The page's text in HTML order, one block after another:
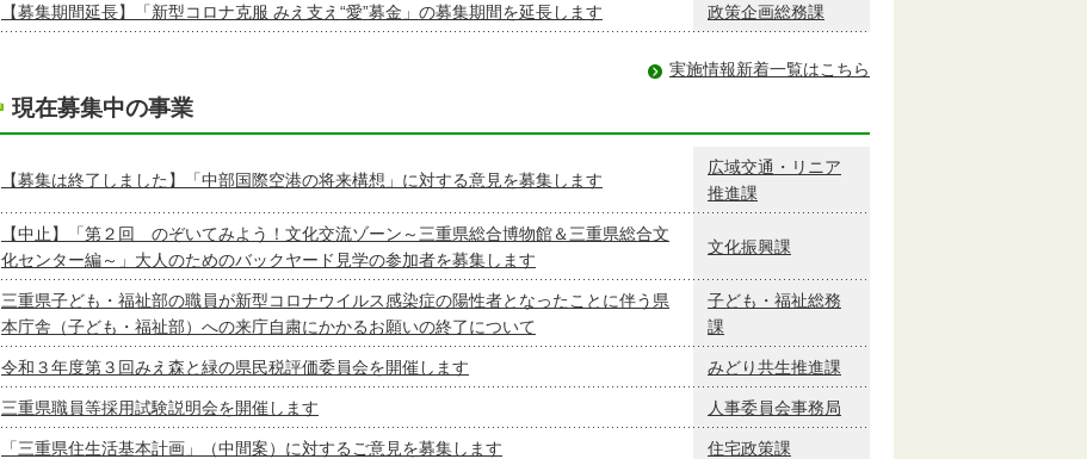
【募集期間延長】「新型コロナ克服 みえ支え“愛”募金」の募集期間を延長します 政策企画総務課
実施情報新着一覧はこちら
現在募集中の事業
【募集は終了しました】「中部国際空港の将来構想」に対する意見を募集します
広域交通・リニア
推進課
【中止】「第２回 のぞいてみよう！文化交流ゾーン～三重県総合博物館＆三重県総合文
化センター編～」大人のためのバックヤード見学の参加者を募集します
文化振興課
三重県子ども・福祉部の職員が新型コロナウイルス感染症の陽性者となったことに伴う県
本庁舎（子ども・福祉部）への来庁自粛にかかるお願いの終了について
子ども・福祉総務
課
令和３年度第３回みえ森と緑の県民税評価委員会を開催します みどり共生推進課
三重県職員等採用試験説明会を開催します 人事委員会事務局
「三重県住生活基本計画」（中間案）に対するご意見を募集します 住宅政策課